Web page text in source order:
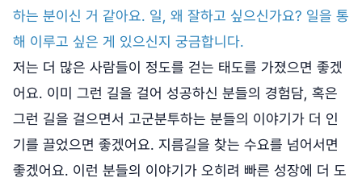
하는 분이신 거 같아요. 일, 왜 잘하고 싶으신가요? 일을 통
해 이루고 싶은 게 있으신지 궁금합니다.
저는 더 많은 사람들이 정도를 걷는 태도를 가졌으면 좋겠
어요. 이미 그런 길을 걸어 성공하신 분들의 경험담, 혹은
그런 길을 걸으면서 고군분투하는 분들의 이야기가 더 인
기를 끌었으면 좋겠어요. 지름길을 찾는 수요를 넘어서면
좋겠어요. 이런 분들의 이야기가 오히려 빠른 성장에 더 도